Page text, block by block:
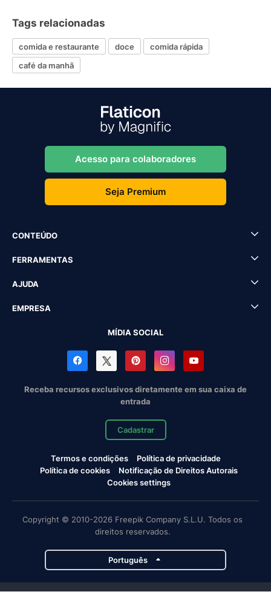
Tags relacionadas
comida e restaurante doce
comida rápida
café da manhã
Acesso para colaboradores
Seja Premium
CONTEÚDO
FERRAMENTAS
AJUDA
EMPRESA
MÍDIA SOCIAL
Receba recursos exclusivos diretamente em sua caixa de
entrada
Cadastrar
Termos e condições
Política de privacidade
Política de cookies
Notificação de Direitos Autorais
Cookies settings
Copyright © 2010-2026 Freepik Company S.L.U. Todos os
direitos reservados.
Português